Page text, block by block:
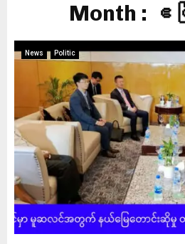
Month : ဧ
News Politic